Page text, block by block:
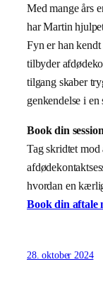
Med mange års
har Martin
Fyn er han
tilbyder
tilgang skaber
genkendelse i
Book din
Tag skridtet
hvordan en
Book din aftale
28. oktober 2024